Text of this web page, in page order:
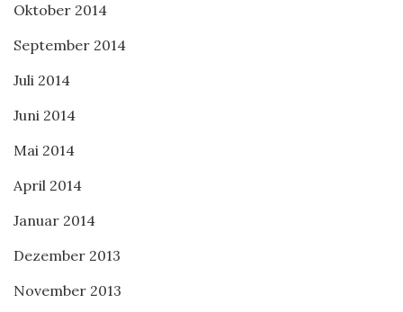
Oktober 2014
September 2014
Juli 2014
Juni 2014
Mai 2014
April 2014
Januar 2014
Dezember 2013
November 2013